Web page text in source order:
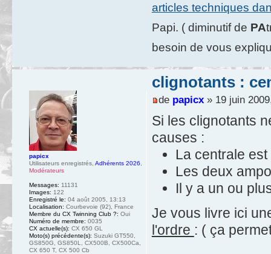
articles techniques
Papi. ( diminutif de PA
besoin de vous
clignotants :
de papicx» 19 juin
Si les clignotants
causes :
La centrale est
Les deux
Il y a un ou
Je vous livre ici
l'ordre : ( ça
papicx
Utilisateurs enregistrés Adhérents 2026
Modérateurs
Messages: 11131
Images: 122
Enregistré le: 04 août 2005, 13:13
Localisation: Courbevoie (92), France
Membre du CX Twinning Club ?: Oui
Numéro de membre: 0035
CX actuelle(s): CX 650 GL
Moto(s) précédente(s): Suzuki GT550,
GS850G, GS850L, CX500B, CX500Ca,
CX 650 T, CX 500 Cb